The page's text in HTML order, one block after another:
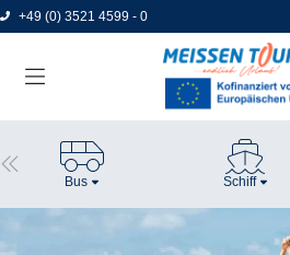
Direkt
zum
+49 (0) 3521 4599 - 0
Bus Schiff